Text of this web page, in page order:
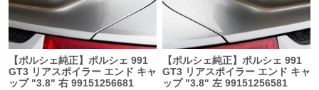
【ポルシェ純正】ポルシェ 991
GT3 リアスポイラー エンド キャ
ップ "3.8" 右 99151256681
【ポルシェ純正】ポルシェ 991
GT3 リアスポイラー エンド キャ
ップ "3.8" 左 99151256581